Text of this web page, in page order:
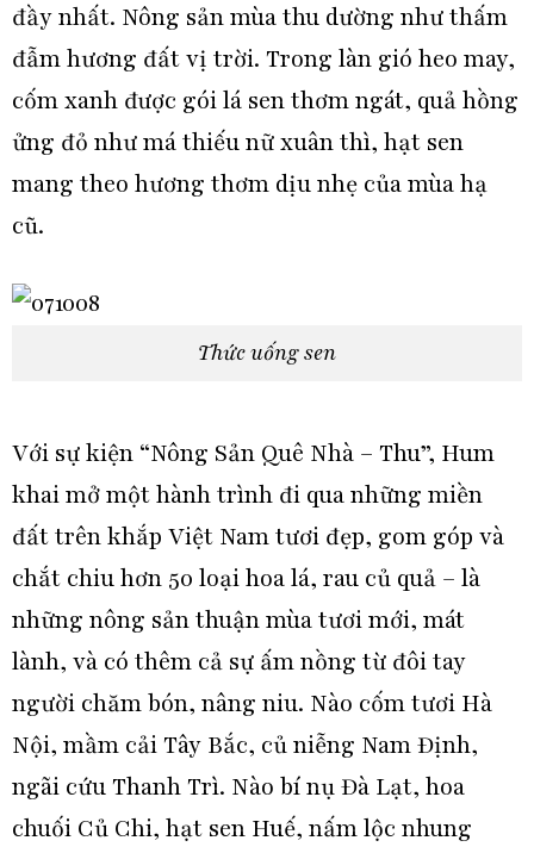
đầy nhất. Nông sản mùa thu dường như thấm
đẫm hương đất vị trời. Trong làn gió heo may,
cốm xanh được gói lá sen thơm ngát, quả hồng
ửng đỏ như má thiếu nữ xuân thì, hạt sen
mang theo hương thơm dịu nhẹ của mùa hạ
cũ.
Thức uống sen
Với sự kiện “Nông Sản Quê Nhà – Thu”, Hum
khai mở một hành trình đi qua những miền
đất trên khắp Việt Nam tươi đẹp, gom góp và
chắt chiu hơn 50 loại hoa lá, rau củ quả – là
những nông sản thuận mùa tươi mới, mát
lành, và có thêm cả sự ấm nồng từ đôi tay
người chăm bón, nâng niu. Nào cốm tươi Hà
Nội, mầm cải Tây Bắc, củ niễng Nam Định,
ngãi cứu Thanh Trì. Nào bí nụ Đà Lạt, hoa
chuối Củ Chi, hạt sen Huế, nấm lộc nhung